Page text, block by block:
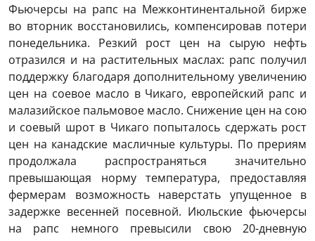
Фьючерсы на рапс на Межконтинентальной бирже
во вторник восстановились, компенсировав потери
понедельника. Резкий рост цен на сырую нефть
отразился и на растительных маслах: рапс получил
поддержку благодаря дополнительному увеличению
цен на соевое масло в Чикаго, европейский рапс и
малазийское пальмовое масло. Снижение цен на сою
и соевый шрот в Чикаго попыталось сдержать рост
цен на канадские масличные культуры. По прериям
продолжала распространяться значительно
превышающая норму температура, предоставляя
фермерам возможность наверстать упущенное в
задержке весенней посевной. Июльские фьючерсы
на рапс немного превысили свою 20-дневную